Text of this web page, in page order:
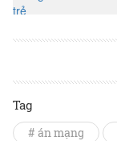
Tag
# án mạng